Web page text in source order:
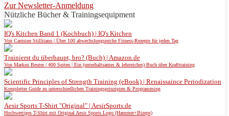
Zur Newsletter-Anmeldung
Nützliche Bücher & Trainingsequipment
IQ's Kitchen Band 1 (Kochbuch) | IQ's Kitchen
Von Carmine Stillitano | Über 100 abwechslungsreiche Fitness-Rezepte für jeden Tag
Trainierst du überhaupt, bro? (Buch) | Amazon.de
Von Markus Beuter | 400 Seiten | Ein (unterhaltsames & lehrreiches) Buch über Krafttraining
Scientific Principles of Strength Training (eBook) | Renaissaince Periodization
Kompletter Guide zu unterschiedlichen Trainingsprinzipien & Programming
Aesir Sports T-Shirt "Original" | AesirSports.de
Hochwertiges T-Shirt mit Original Aesir Sports Logo (Hammer+Bizeps)